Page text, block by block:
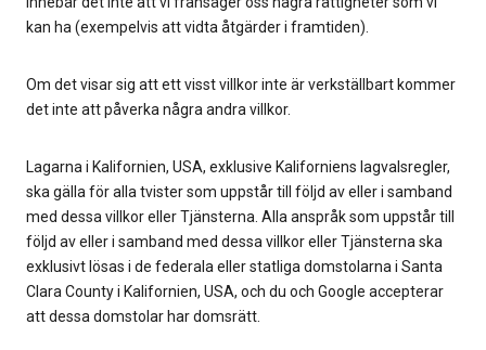
kan ha (exempelvis att vidta åtgärder i framtiden).
Om det visar sig att ett visst villkor inte är verkställbart kommer
det inte att påverka några andra villkor.
Lagarna i Kalifornien, USA, exklusive Kaliforniens lagvalsregler,
ska gälla för alla tvister som uppstår till följd av eller i samband
med dessa villkor eller Tjänsterna. Alla anspråk som uppstår till
följd av eller i samband med dessa villkor eller Tjänsterna ska
exklusivt lösas i de federala eller statliga domstolarna i Santa
Clara County i Kalifornien, USA, och du och Google accepterar
att dessa domstolar har domsrätt.